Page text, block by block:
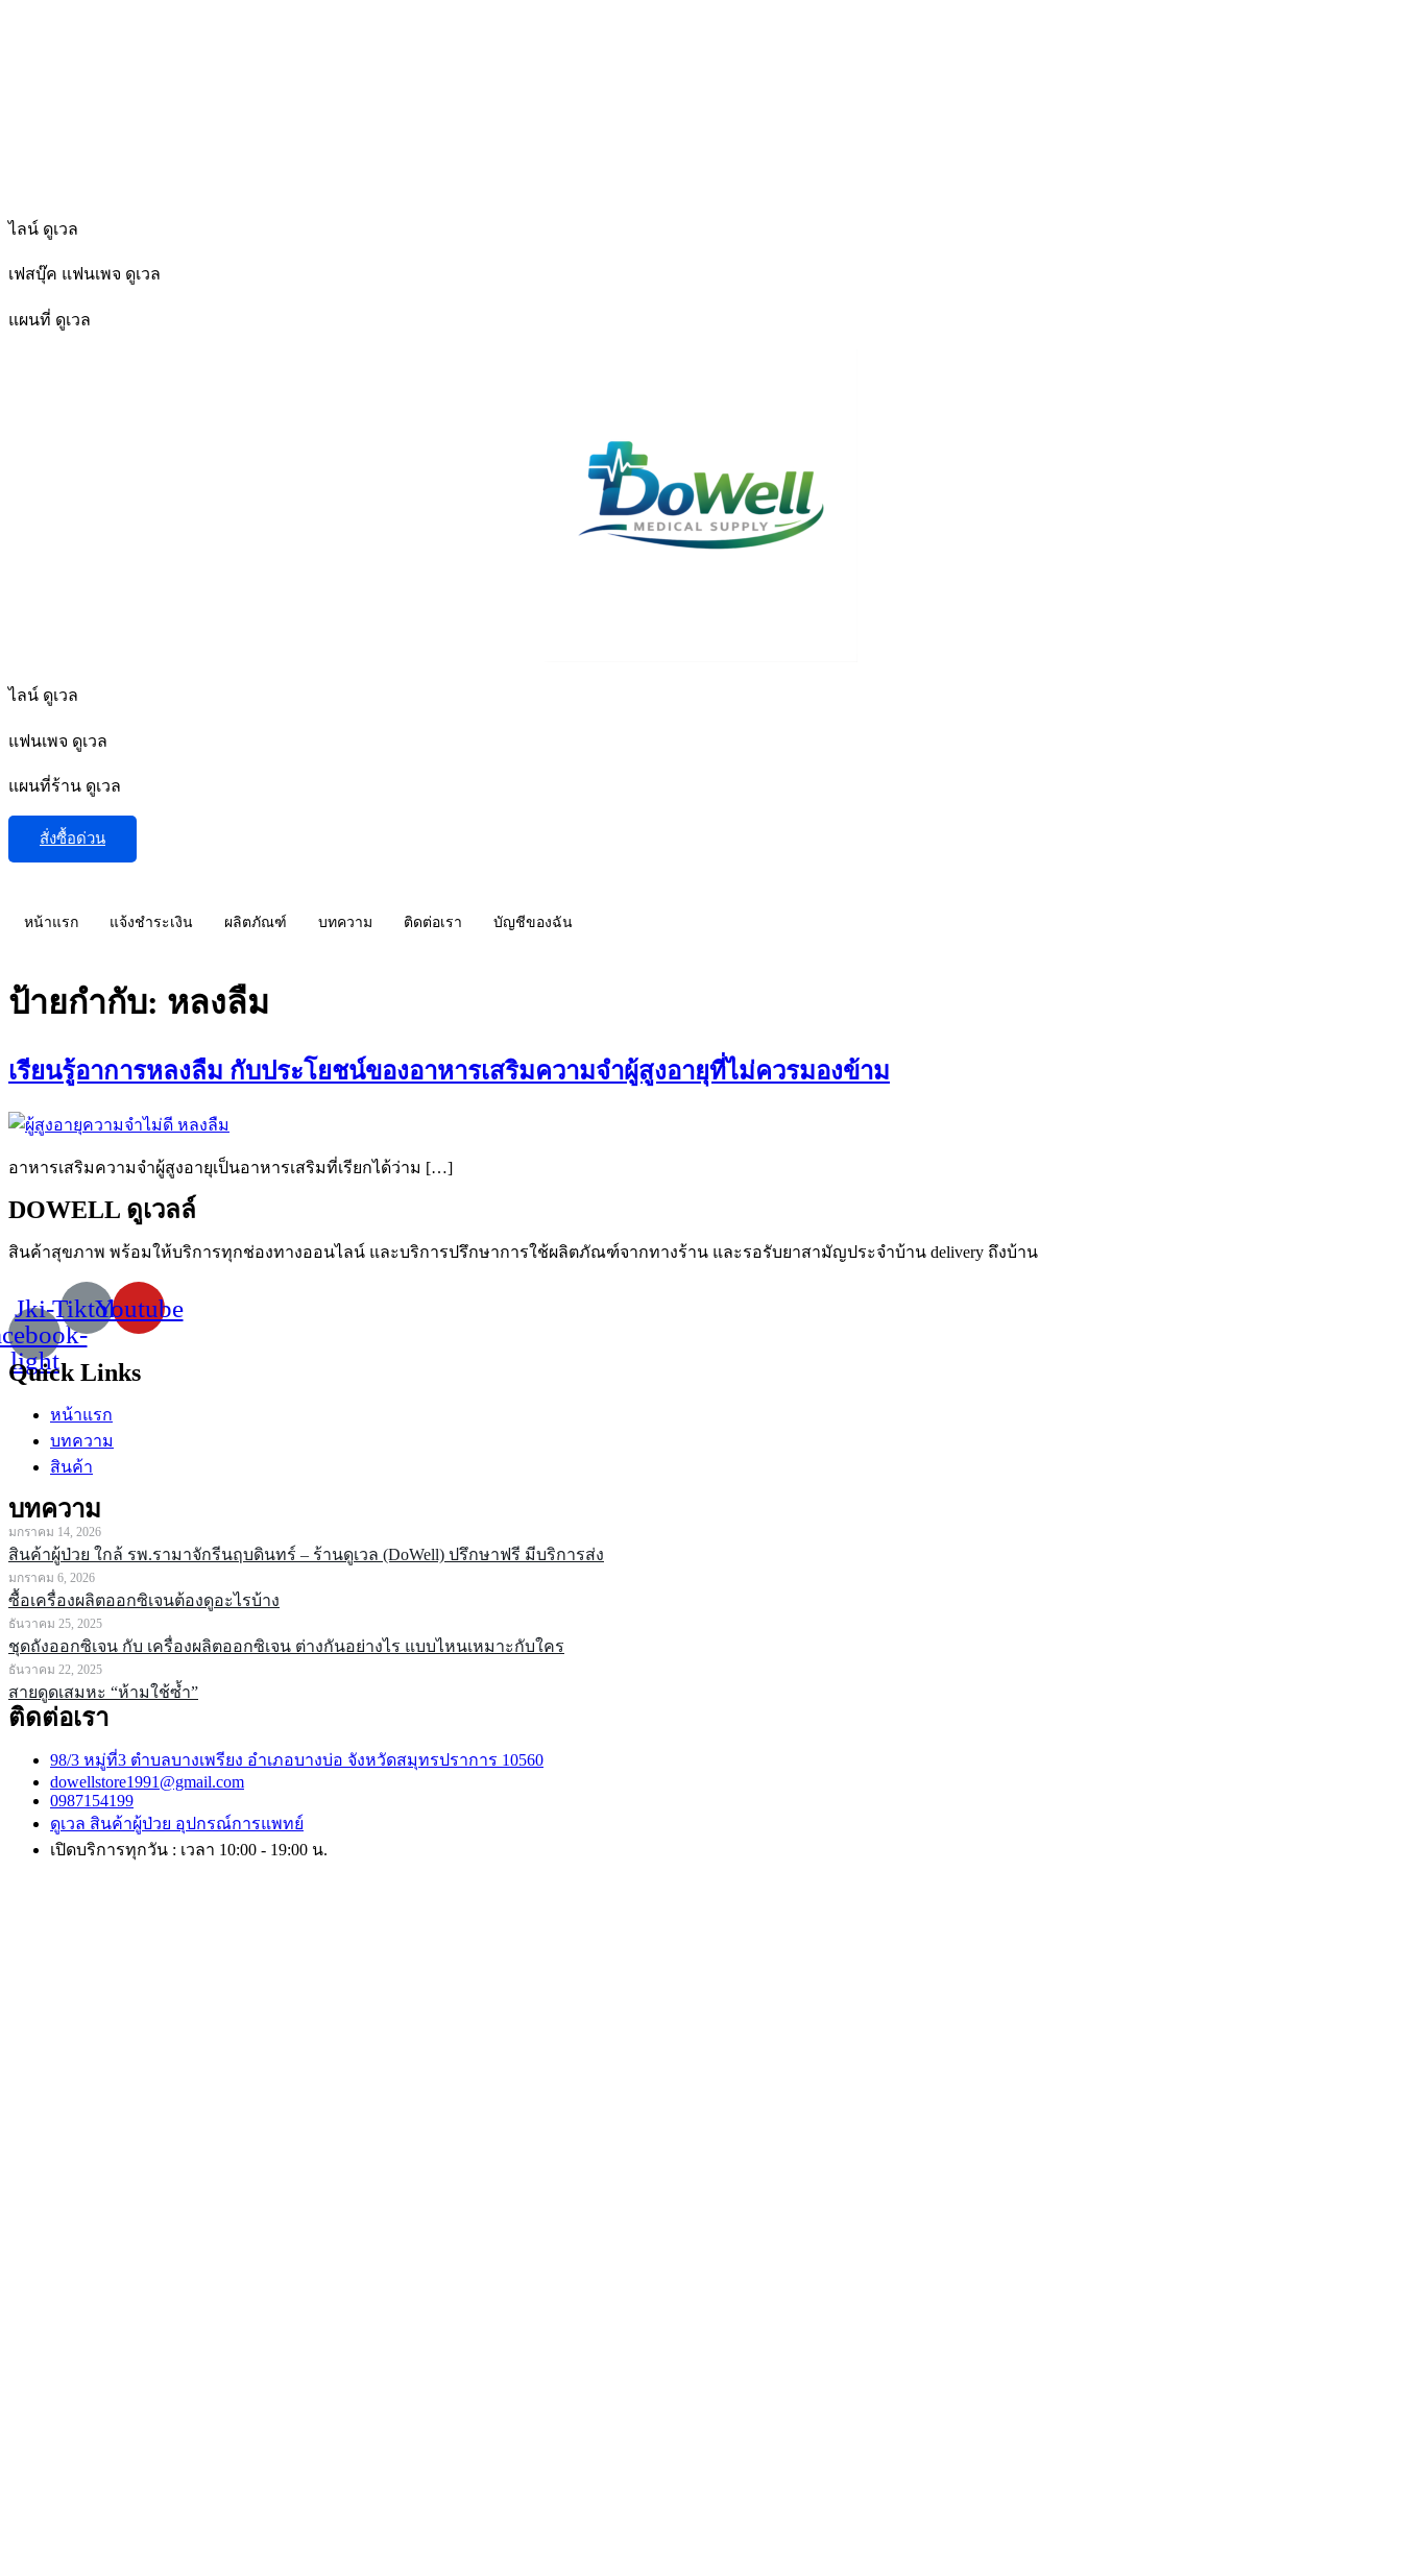
ไลน์ ดูเวล
เฟสบุ๊ค แฟนเพจ ดูเวล
แผนที่ ดูเวล
ไลน์ ดูเวล
แฟนเพจ ดูเวล
แผนที่ร้าน ดูเวล
สั่งซื้อด่วน
หน้าแรก แจ้งชำระเงิน ผลิตภัณฑ์ บทความ ติดต่อเรา บัญชีของฉัน
ป้ายกำกับ: หลงลืม
เรียนรู้อาการหลงลืม กับประโยชน์ของอาหารเสริมความจำผู้สูงอายุที่ไม่ควรมองข้าม
อาหารเสริมความจำผู้สูงอายุเป็นอาหารเสริมที่เรียกได้ว่าม […]
DOWELL ดูเวลล์
สินค้าสุขภาพ พร้อมให้บริการทุกช่องทางออนไลน์ และบริการปรึกษาการใช้ผลิตภัณฑ์จากทางร้าน และรอรับยาสามัญประจำบ้าน delivery ถึงบ้าน
Jki-
light
TiktokYoutube
Quick Links
หน้าแรก
บทความ
สินค้า
บทความ
มกราคม 14, 2026
สินค้าผู้ป่วย ใกล้ รพ.รามาจักรีนฤบดินทร์ – ร้านดูเวล (DoWell) ปรึกษาฟรี มีบริการส่ง
มกราคม 6, 2026
ซื้อเครื่องผลิตออกซิเจนต้องดูอะไรบ้าง
ธันวาคม 25, 2025
ชุดถังออกซิเจน กับ เครื่องผลิตออกซิเจน ต่างกันอย่างไร แบบไหนเหมาะกับใคร
ธันวาคม 22, 2025
สายดูดเสมหะ “ห้ามใช้ซ้ำ”
ติดต่อเรา
98/3 หมู่ที่3 ตำบลบางเพรียง อำเภอบางบ่อ จังหวัดสมุทรปราการ 10560
dowellstore1991@gmail.com
0987154199
ดูเวล สินค้าผู้ป่วย อุปกรณ์การแพทย์
เปิดบริการทุกวัน : เวลา 10:00 - 19:00 น.